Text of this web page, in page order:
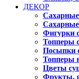
ДЕКОР
Фигурки
Топперы
Посыпки
Топперы
Цветы
Фрукты,